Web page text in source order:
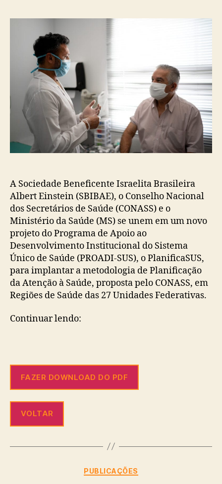
A Sociedade Beneficente Israelita Brasileira
Albert Einstein (SBIBAE), o Conselho Nacional
dos Secretários de Saúde (CONASS) e o
Ministério da Saúde (MS) se unem em um novo
projeto do Programa de Apoio ao
Desenvolvimento Institucional do Sistema
Único de Saúde (PROADI-SUS), o PlanificaSUS,
para implantar a metodologia de Planificação
da Atenção à Saúde, proposta pelo CONASS, em
Regiões de Saúde das 27 Unidades Federativas.
Continuar lendo:
FAZER DOWNLOAD DO PDF
VOLTAR
PUBLICAÇÕES